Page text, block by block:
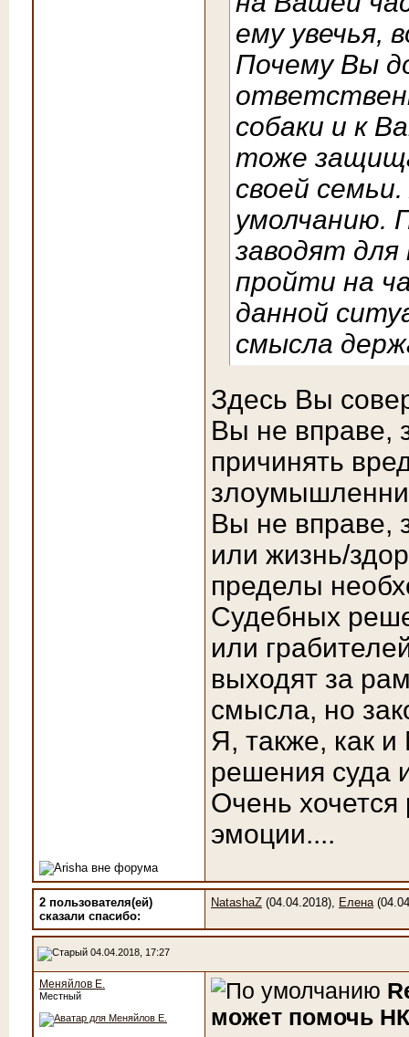
ему увечья,
Почему Вы
собаки и к
тоже
своей
умолчанию.
заводят
пройти на
данной
смысла
Здесь Вы
Вы не вправе,
причинять
Вы не вправе,
или жизнь/
пределы
Судебных
или
выходят за
смысла, но
Я, также, как
решения суда
Очень
эмоции....
2 пользователя(ей)
сказали cпасибо:
NatashaZ (04.04.2018), Елена
04.04.2018, 17:27
Меняйлов Е.
Местный
может помочь